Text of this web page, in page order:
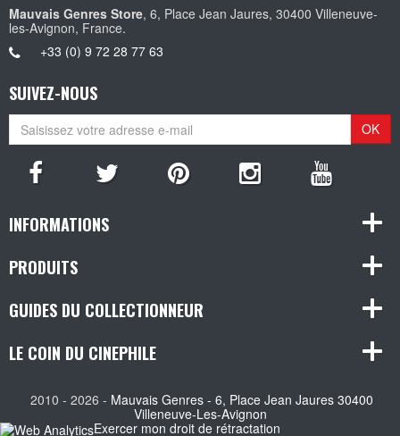
Mauvais Genres Store, 6, Place Jean Jaures, 30400 Villeneuve-
les-Avignon, France.
+33 (0) 9 72 28 77 63
SUIVEZ-NOUS
OK
INFORMATIONS
PRODUITS
GUIDES DU COLLECTIONNEUR
LE COIN DU CINEPHILE
2010 - 2026 - Mauvais Genres - 6, Place Jean Jaures 30400
Villeneuve-Les-Avignon
Exercer mon droit de rétractation